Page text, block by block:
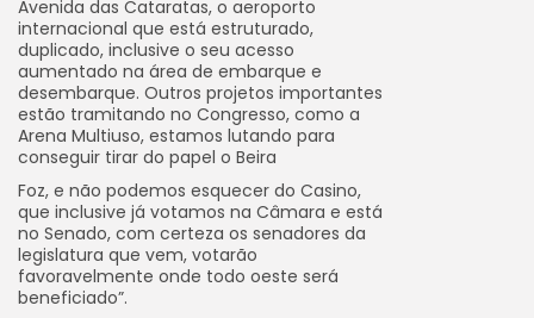
Avenida das Cataratas, o aeroporto
internacional que está estruturado,
duplicado, inclusive o seu acesso
aumentado na área de embarque e
desembarque. Outros projetos importantes
estão tramitando no Congresso, como a
Arena Multiuso, estamos lutando para
conseguir tirar do papel o Beira
Foz, e não podemos esquecer do Casino,
que inclusive já votamos na Câmara e está
no Senado, com certeza os senadores da
legislatura que vem, votarão
favoravelmente onde todo oeste será
beneficiado”.